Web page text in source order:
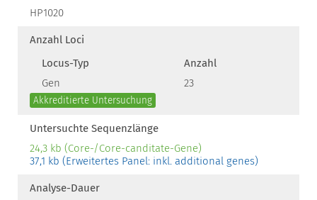
HP1020
Anzahl Loci
Locus-Typ
Anzahl
Gen
23
Akkreditierte Untersuchung
Untersuchte Sequenzlänge
24,3 kb (Core-/Core-canditate-Gene)
37,1 kb (Erweitertes Panel: inkl. additional genes)
Analyse-Dauer